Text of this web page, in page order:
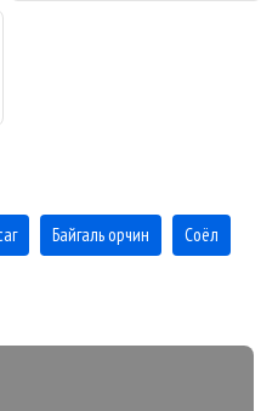
Байгаль орчин Соёл